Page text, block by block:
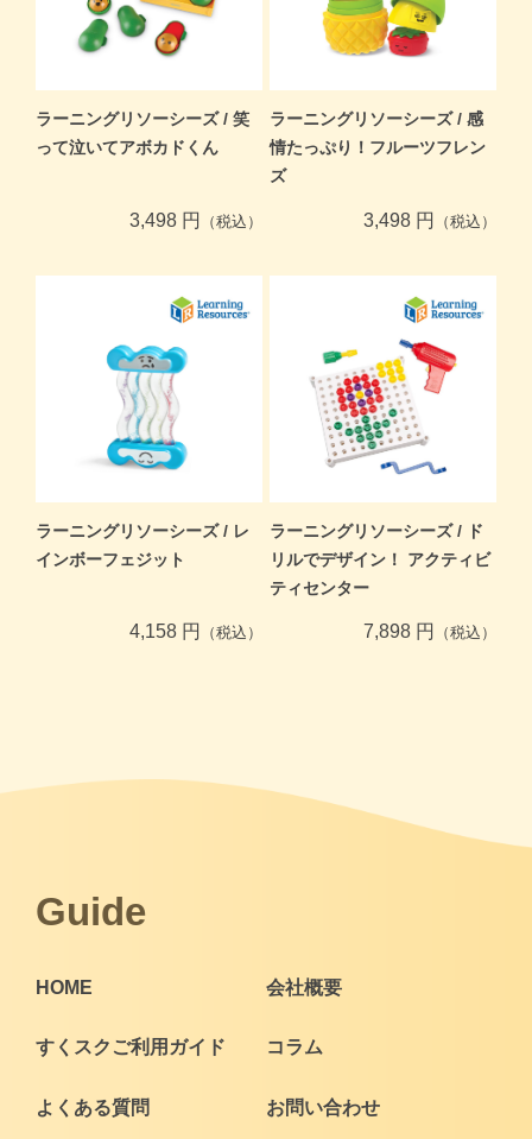
ラーニングリソーシーズ / 笑
って泣いてアボカドくん
3,498 円 （税込）
ラーニングリソーシーズ / 感
情たっぷり！フルーツフレン
ズ
3,498 円 （税込）
ラーニングリソーシーズ / レ
インボーフェジット
4,158 円 （税込）
ラーニングリソーシーズ / ド
リルでデザイン！ アクティビ
ティセンター
7,898 円 （税込）
Guide
HOME 会社概要
すくスクご利用ガイド コラム
よくある質問 お問い合わせ